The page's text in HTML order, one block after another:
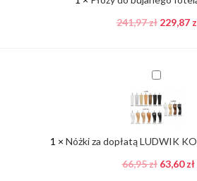
241,97zł 229,87
Nóżki
dopłatą
LUDWIK
1 × Nóżki za dopłatą LUDWIK
66,95zł 63,60zł